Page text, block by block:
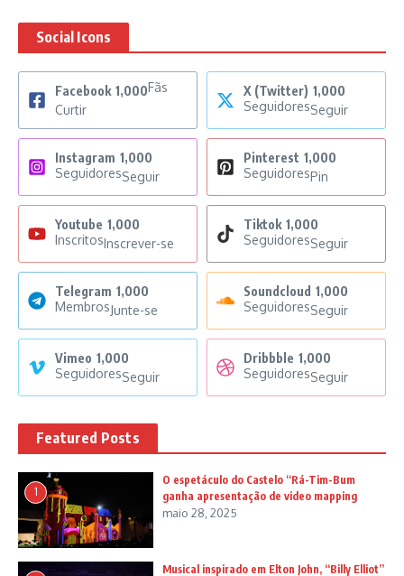
Social Icons
Facebook 1,000Fãs
Curtir
X (Twitter) 1,000
SeguidoresSeguir
Instagram 1,000
SeguidoresSeguir
Pinterest 1,000
SeguidoresPin
Youtube 1,000
InscritosInscrever-se
Tiktok 1,000
SeguidoresSeguir
Telegram 1,000
MembrosJunte-se
Soundcloud 1,000
SeguidoresSeguir
Vimeo 1,000
SeguidoresSeguir
Dribbble 1,000
SeguidoresSeguir
Featured Posts
1
O espetáculo do Castelo “Rá-Tim-Bum
ganha apresentação de video mapping
maio 28, 2025
Musical inspirado em Elton John, “Billy Elliot”